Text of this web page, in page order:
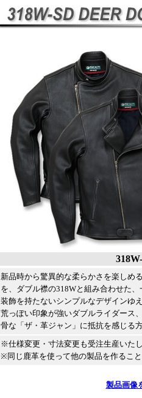
新品時から驚異的な柔らかさを楽しめ
を、ダブル襟の318Wと組み合わせた
装飾を持たないシンプルなデザインゆ
荒っぽい印象が強いダブルライダース
骨な「ザ・革ジャン」に抵抗を感じる
※仕様変更・寸法変更も受注生産いた
※同じ鹿革を使って他の製品を作るこ
製品画像